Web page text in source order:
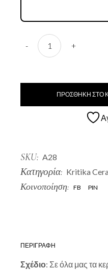
A28 Paparouna quantity
-
+
ΠΡΟΣΘΗΚΗ ΣΤΟ
SKU: A28
Κατηγορία: Kritika
Κοινοποίηση: FB PIN
ΠΕΡΙΓΡΑΦΗ
Σχέδιο: Σε όλα μας τα